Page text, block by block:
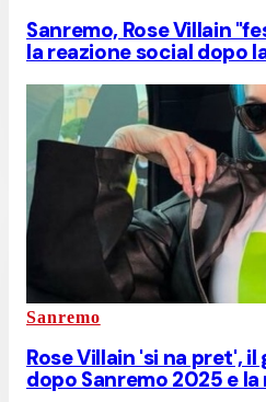
Sanremo, Rose Villain
la reazione social dopo
Sanremo
Rose Villain 'si na pret',
dopo Sanremo 2025 e